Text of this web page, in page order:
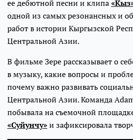
ее дебютной песни и клипа
одной из самых резонансных и
работ в истории Кыргызской
Центральной Азии.
В фильме Зере рассказывает о
в музыку, какие вопросы и
почему важно развивать
Центральной Азии. Команда
побывала на съемочной
«Суйунчу»и зафиксировала